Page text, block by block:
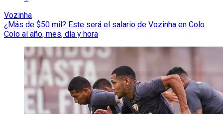
Vozinha
¿Más de $50 mil? Este será el salario de Vozinha en Colo
Colo al año, mes, día y hora